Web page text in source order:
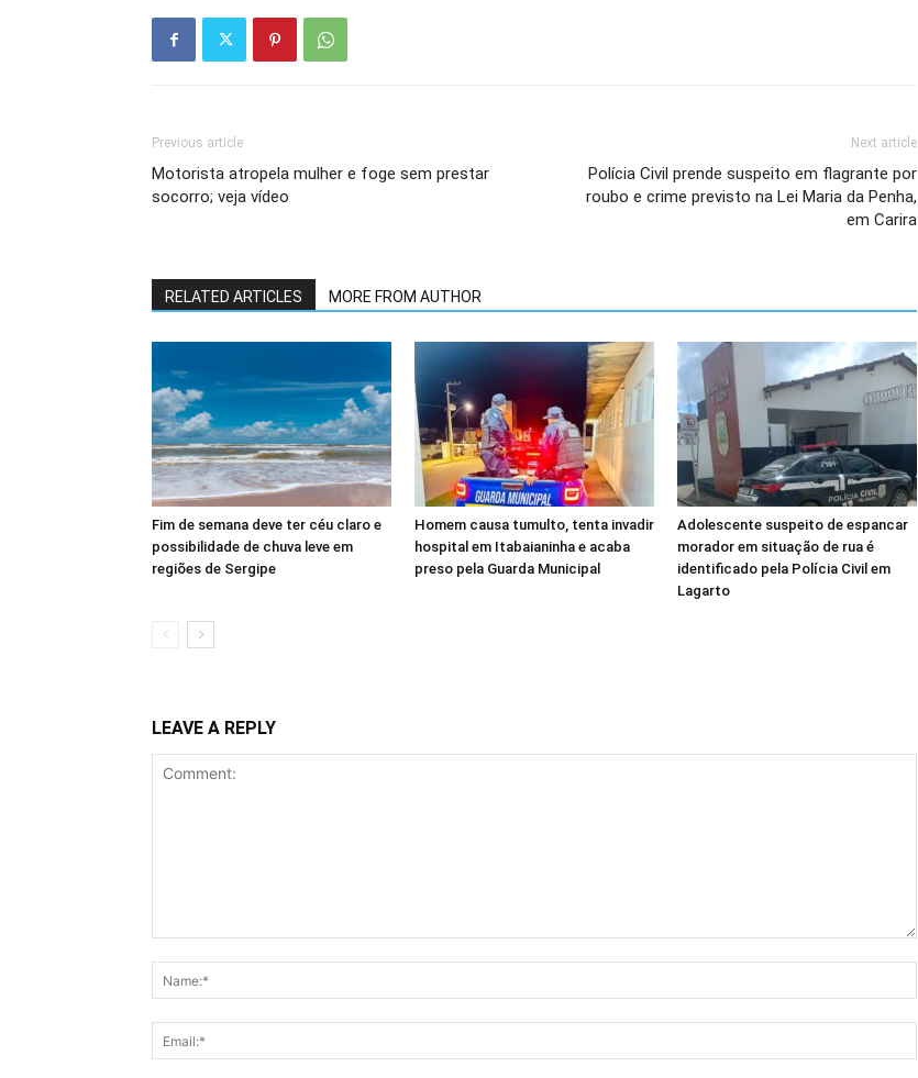
Previous article
Motorista atropela mulher e foge sem prestar
socorro; veja vídeo
Next article
Polícia Civil prende suspeito em flagrante por
roubo e crime previsto na Lei Maria da Penha,
em Carira
RELATED ARTICLES MORE FROM AUTHOR
Fim de semana deve ter céu claro e
possibilidade de chuva leve em
regiões de Sergipe
Homem causa tumulto, tenta invadir
hospital em Itabaianinha e acaba
preso pela Guarda Municipal
Adolescente suspeito de espancar
morador em situação de rua é
identificado pela Polícia Civil em
Lagarto
LEAVE A REPLY